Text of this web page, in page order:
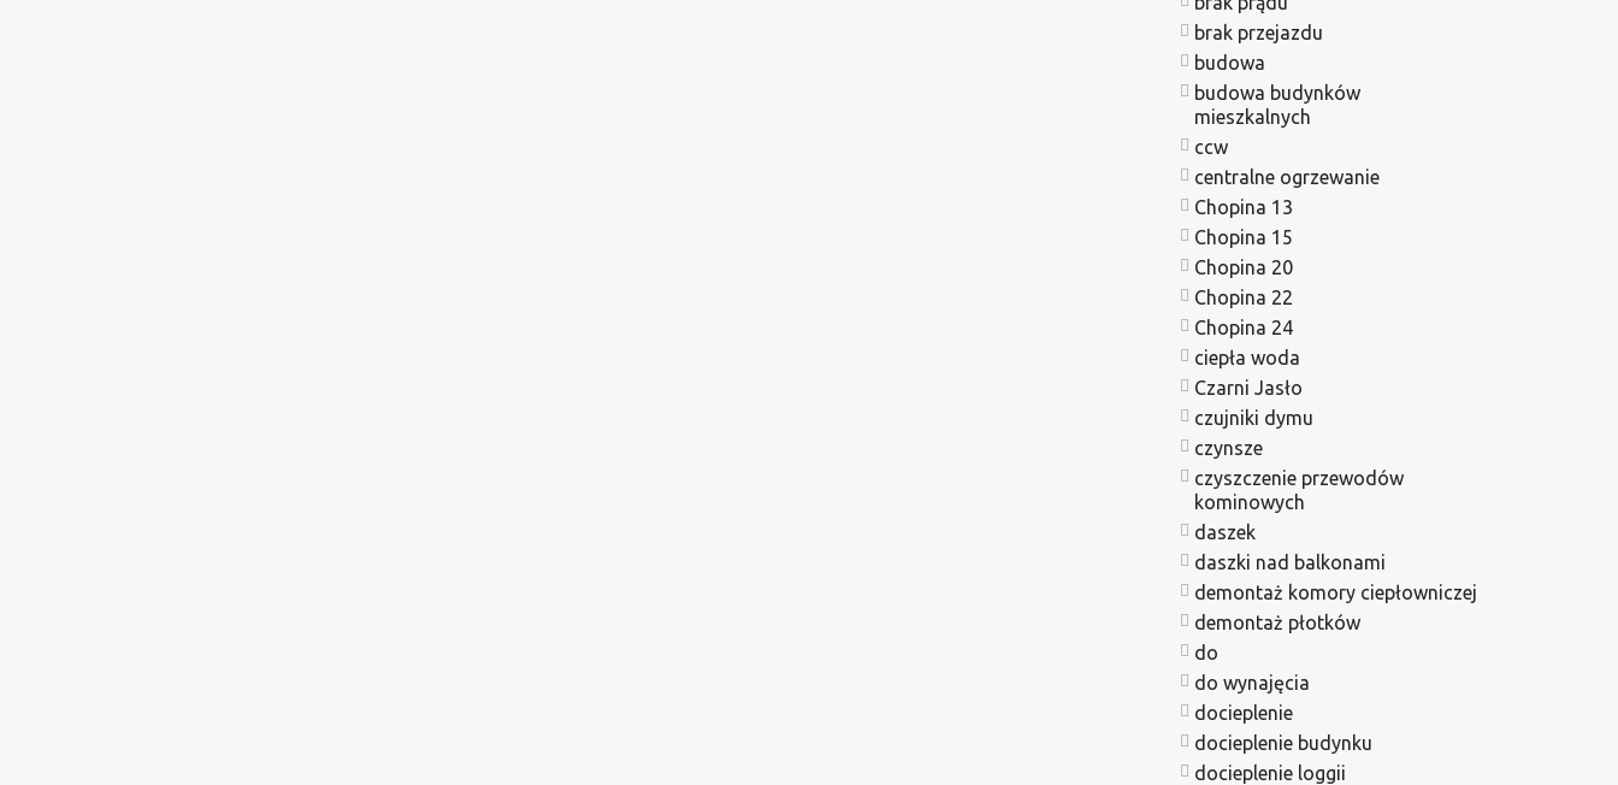
brak przejazdu
budowa
budowa budynków
mieszkalnych
ccw
centralne ogrzewanie
Chopina 13
Chopina 15
Chopina 20
Chopina 22
Chopina 24
ciepła woda
Czarni Jasło
czujniki dymu
czynsze
czyszczenie przewodów
kominowych
daszek
daszki nad balkonami
demontaż komory ciepłowniczej
demontaż płotków
do
do wynajęcia
docieplenie
docieplenie budynku
docieplenie loggii